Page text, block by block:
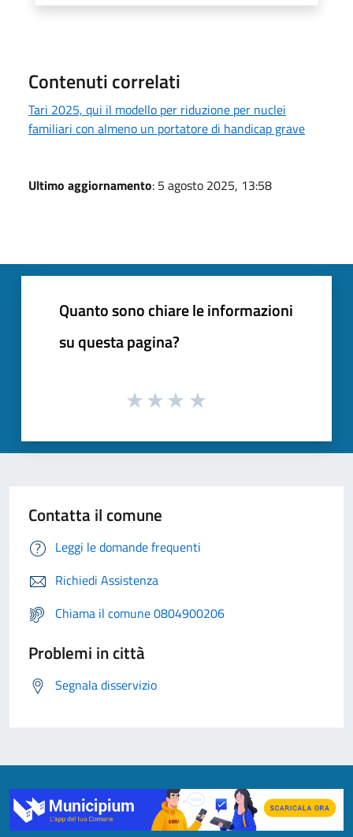
Contenuti correlati
Tari 2025, qui il modello per riduzione per nuclei
familiari con almeno un portatore di handicap grave
Ultimo aggiornamento: 5 agosto 2025, 13:58
Quanto sono chiare le informazioni
su questa pagina?
Contatta il comune
Leggi le domande frequenti
Richiedi Assistenza
Chiama il comune 0804900206
Problemi in città
Segnala disservizio